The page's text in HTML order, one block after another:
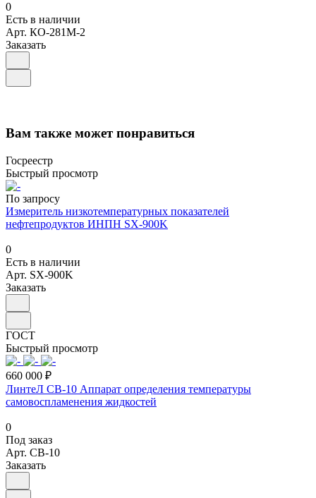
0
Есть в наличии
Арт. КО-281М-2
Заказать
Вам также может понравиться
Госреестр
Быстрый просмотр
По запросу
Измеритель низкотемпературных показателей
нефтепродуктов ИНПН SX-900K
0
Есть в наличии
Арт. SX-900K
Заказать
ГОСТ
Быстрый просмотр
660 000 ₽
ЛинтеЛ СВ-10 Аппарат определения температуры
самовоспламенения жидкостей
0
Под заказ
Арт. СВ-10
Заказать